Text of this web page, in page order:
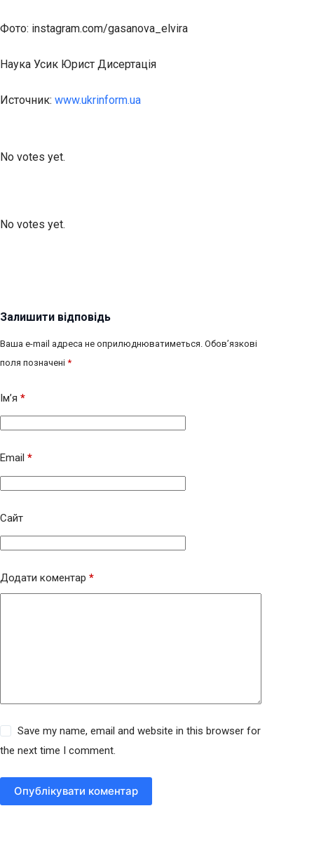
Фото: instagram.com/gasanova_elvira
Наука Усик Юрист Дисертація
Источник: www.ukrinform.ua
No votes yet.
No votes yet.
Залишити відповідь
Ваша e-mail адреса не оприлюднюватиметься. Обов’язкові
поля позначені *
Ім’я *
Email *
Сайт
Додати коментар *
Save my name, email and website in this browser for
the next time I comment.
Опублікувати коментар